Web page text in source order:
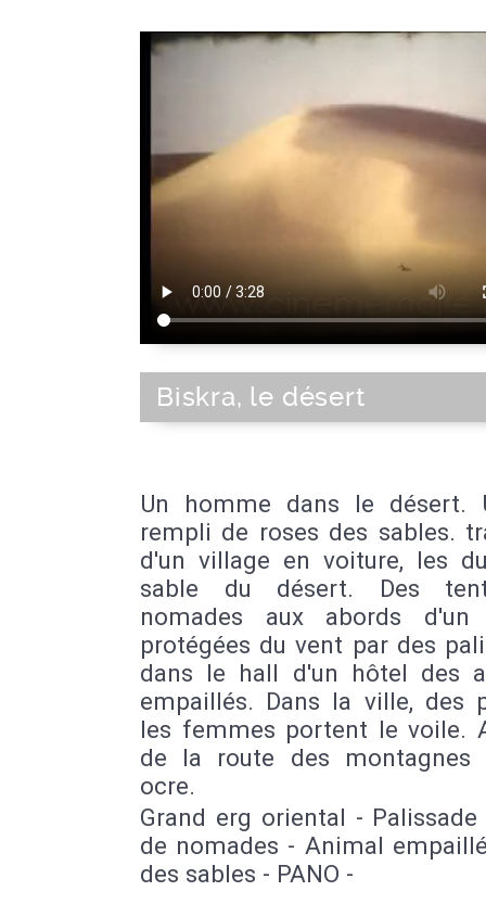
Biskra, le désert
Un homme dans le désert.
rempli de roses des sables.
d'un village en voiture, les
sable du désert. Des
nomades aux abords d'un
protégées du vent par des
dans le hall d'un hôtel des
empaillés. Dans la ville, des
les femmes portent le voile.
de la route des montagnes
ocre.
Grand erg oriental -
de nomades - Animal
des sables - PANO -